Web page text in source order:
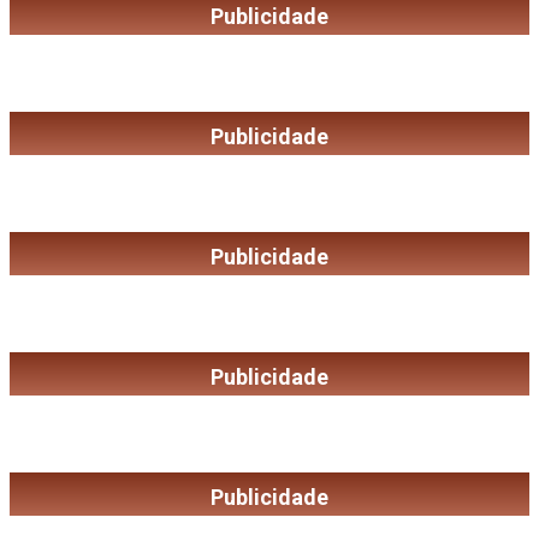
Publicidade
Publicidade
Publicidade
Publicidade
Publicidade